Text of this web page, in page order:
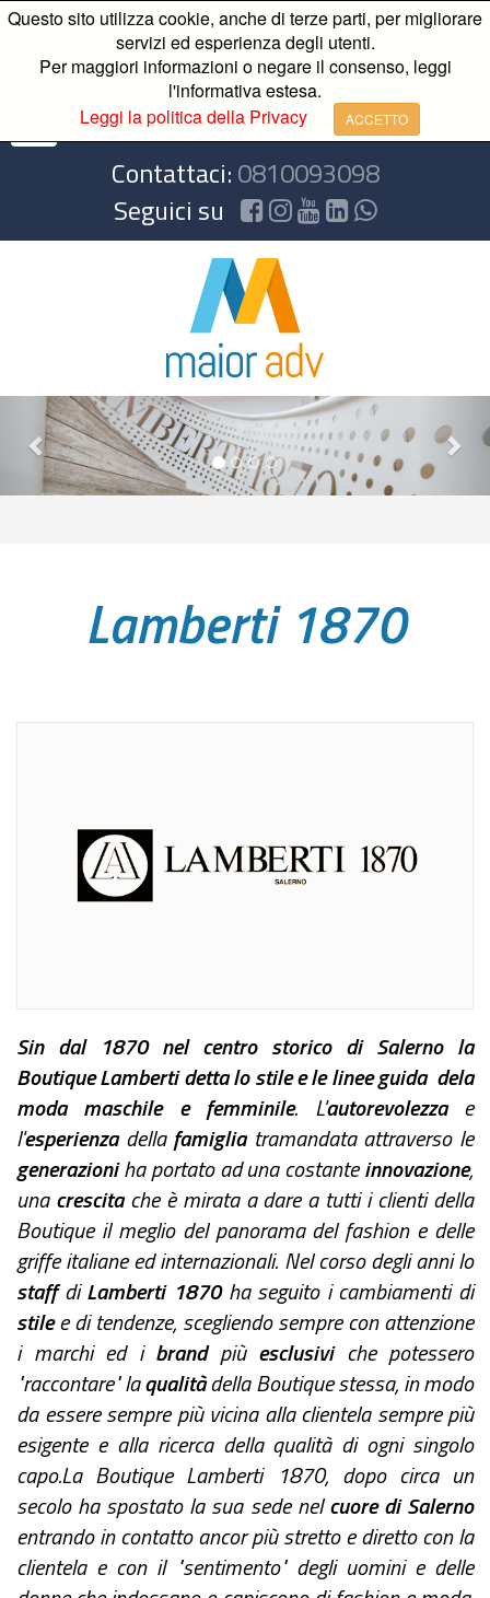
Questo sito utilizza cookie, anche di terze parti, per migliorare
servizi ed esperienza degli utenti.
Per maggiori informazioni o negare il consenso, leggi
l'informativa estesa.
Leggi la politica della Privacy
ACCETTO
Contattaci:0810093098
Seguici su
Lamberti 1870
Sin dal 1870 nel centro storico di Salerno la
Boutique Lamberti detta lo stile e le linee guida dela
moda maschile e femminile. L'autorevolezzae
l'esperienzadellafamigliatramandata attraverso le
generazioniha portato ad una costanteinnovazione,
unacrescitache è mirata a dare a tutti i clienti della
Boutique il meglio del panorama del fashion e delle
griffe italiane ed internazionali. Nel corso degli anni lo
staffdiLamberti 1870ha seguito i cambiamenti di
stilee di tendenze, scegliendo sempre con attenzione
i marchi ed i brandpiù esclusiviche potessero
"raccontare" laqualitàdella Boutique stessa, in modo
da essere sempre più vicina alla clientela sempre più
esigente e alla ricerca della qualità di ogni singolo
capo.La Boutique Lamberti 1870, dopo circa un
secolo ha spostato la sua sede nelcuore di Salerno
entrando in contatto ancor più stretto e diretto con la
clientela e con il "sentimento" degli uomini e delle